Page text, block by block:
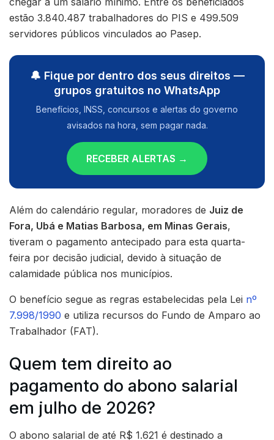
estão 3.840.487 trabalhadores do PIS e 499.509
servidores públicos vinculados ao Pasep.
🔔 Fique por dentro dos seus direitos —
grupos gratuitos no WhatsApp
Benefícios, INSS, concursos e alertas do governo
avisados na hora, sem pagar nada.
RECEBER ALERTAS →
Além do calendário regular, moradores de Juiz de
Fora, Ubá e Matias Barbosa, em Minas Gerais,
tiveram o pagamento antecipado para esta quarta-
feira por decisão judicial, devido à situação de
calamidade pública nos municípios.
O benefício segue as regras estabelecidas pela Lei nº
7.998/1990 e utiliza recursos do Fundo de Amparo ao
Trabalhador (FAT).
Quem tem direito ao
pagamento do abono salarial
em julho de 2026?
O abono salarial de até R$ 1.621 é destinado a